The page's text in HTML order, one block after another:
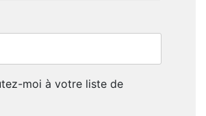
moi à votre liste de